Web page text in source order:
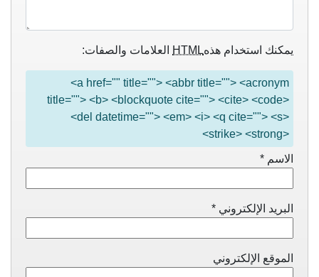
يمكنك استخدام هذهHTML العلامات والصفات:
<a href="" title=""> <abbr title=""> <acronym
title=""> <b> <blockquote cite=""> <cite> <code>
<del datetime=""> <em> <i> <q cite=""> <s>
<strike> <strong>
الاسم *
البريد الإلكتروني *
الموقع الإلكتروني